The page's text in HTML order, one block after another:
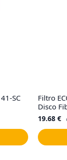
SC
Filtro
Disco
19.68 €